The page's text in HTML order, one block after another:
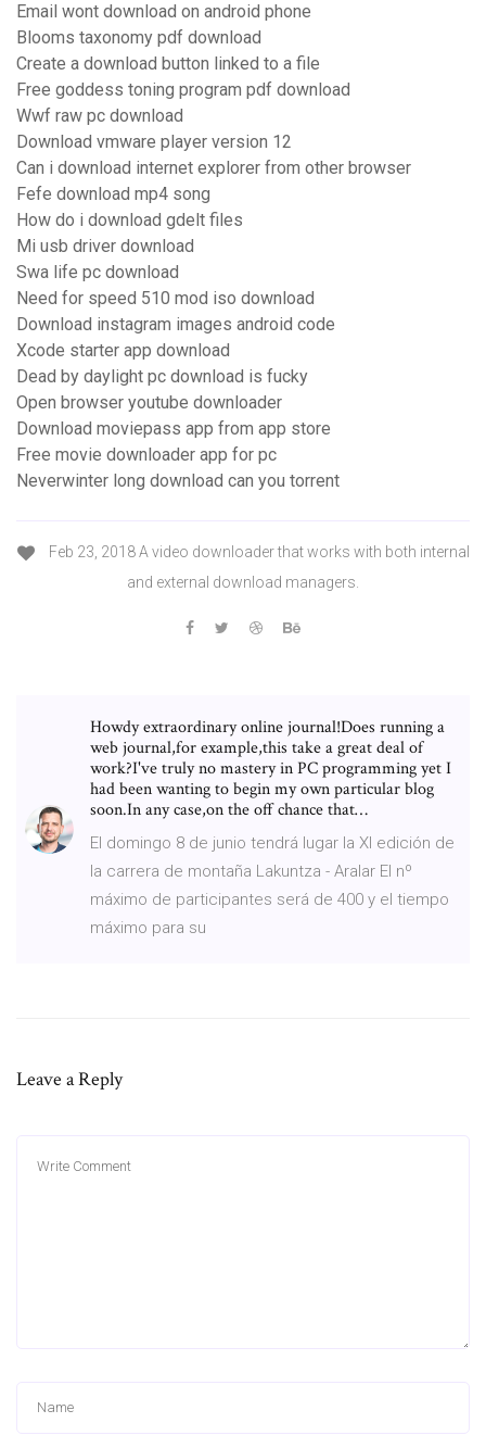
Email wont download on android phone
Blooms taxonomy pdf download
Create a download button linked to a file
Free goddess toning program pdf download
Wwf raw pc download
Download vmware player version 12
Can i download internet explorer from other browser
Fefe download mp4 song
How do i download gdelt files
Mi usb driver download
Swa life pc download
Need for speed 510 mod iso download
Download instagram images android code
Xcode starter app download
Dead by daylight pc download is fucky
Open browser youtube downloader
Download moviepass app from app store
Free movie downloader app for pc
Neverwinter long download can you torrent
Feb 23, 2018 A video downloader that works with both internal
and external download managers.
Howdy extraordinary online journal!Does running a
web journal,for example,this take a great deal of
work?I've truly no mastery in PC programming yet I
had been wanting to begin my own particular blog
soon.In any case,on the off chance that…
El domingo 8 de junio tendrá lugar la XI edición de
la carrera de montaña Lakuntza - Aralar El nº
máximo de participantes será de 400 y el tiempo
máximo para su
Leave a Reply